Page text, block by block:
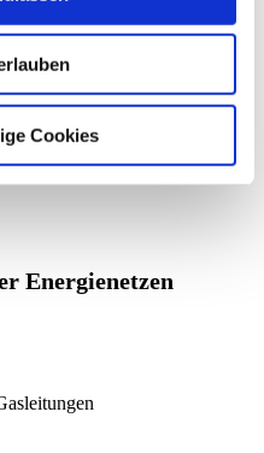
Cookies
Energienetzen